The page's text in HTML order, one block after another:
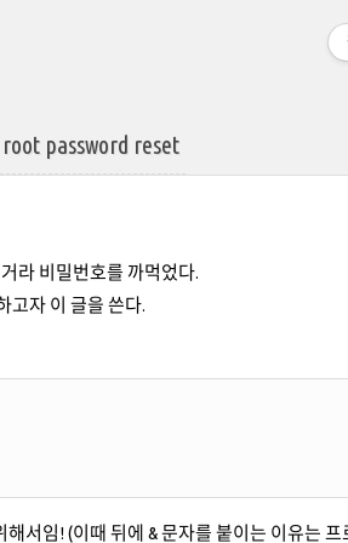
password reset
라 비밀번호를 까먹었다.
고자 이 글을 쓴다.
서임! (이때 뒤에 & 문자를 붙이는 이유는